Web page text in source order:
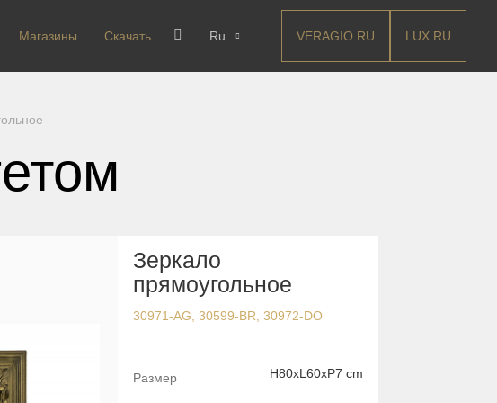
Магазины Скачать Ru VERAGIO.RU LUX.RU
Зеркало
прямоугольное
30971-AG, 30599-BR, 30972-DO
Размер H80хL60xP7 cm